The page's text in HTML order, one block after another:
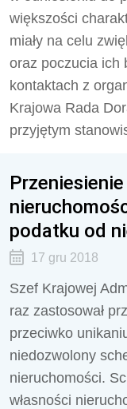
większości
miały na celu
oraz poczucia ich
kontaktach z
Krajowa Rada
przyjętym
podatku od
17 gru 2018
Szef Krajowej
raz zastosował
przeciwko
niedozwolony
nieruchomości.
własności